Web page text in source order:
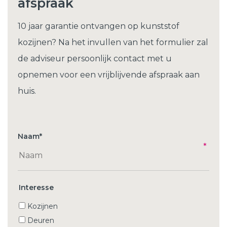
10 jaar garantie ontvangen op kunststof
kozijnen? Na het invullen van het formulier zal
de adviseur persoonlijk contact met u
opnemen voor een vrijblijvende afspraak aan
huis.
Naam*
Interesse
Kozijnen
Deuren